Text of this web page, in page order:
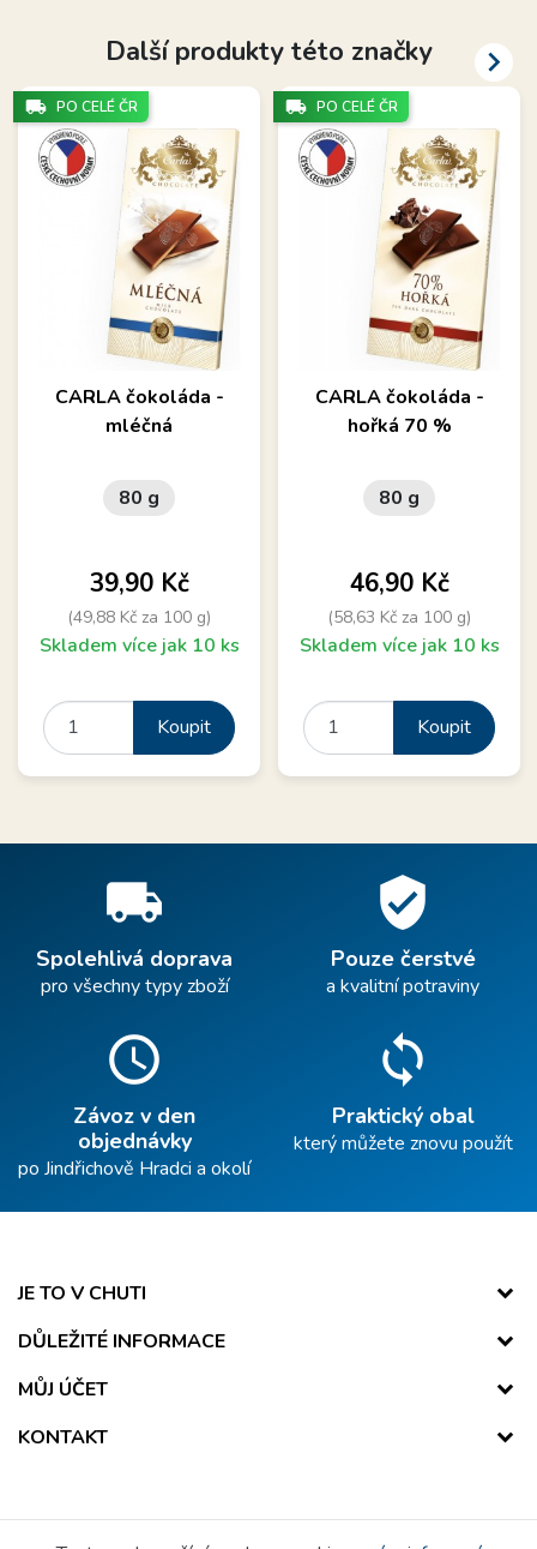
Další produkty této značky
CARLA čokoláda -
mléčná
80 g
Cena
39,90 Kč
(49,88 Kč za 100 g)
Skladem více jak 10 ks
Koupit
local_shipping PO CELÉ ČR
CARLA čokoláda -
hořká 70 %
80 g
Cena
46,90 Kč
(58,63 Kč za 100 g)
Skladem více jak 10 ks
Koupit
local_shipping PO CELÉ ČR

local_shipping
Spolehlivá doprava
pro všechny typy zboží
verified_user
Pouze čerstvé
a kvalitní potraviny
schedule
Závoz v den
objednávky
po Jindřichově Hradci a okolí
sync
Praktický obal
který můžete znovu použít
JE TO V CHUTI
DŮLEŽITÉ INFORMACE
MŮJ ÚČET
KONTAKT